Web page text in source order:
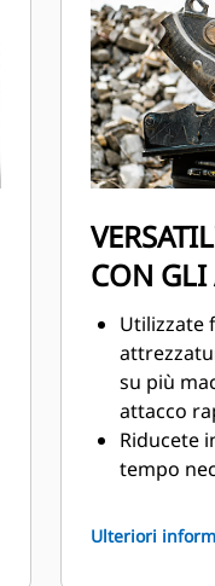
ispezione.
I
dai danni
fermo in
CON GLI
Utilizzate
su più
attacco
Riducete
tempo
rapido.
Ulteriori